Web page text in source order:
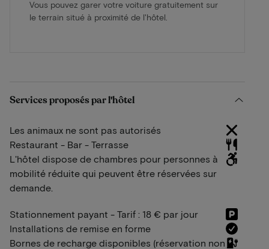
Vous pouvez garer votre voiture gratuitement sur
le terrain situé à proximité de l'hôtel.
Services proposés par l'hôtel
Les animaux ne sont pas autorisés
Restaurant - Bar - Terrasse
L'hôtel dispose de chambres pour personnes à
mobilité réduite qui peuvent être réservées sur
demande.
Stationnement payant - Tarif : 18 € par jour
Installations de remise en forme
Bornes de recharge disponibles (réservation non